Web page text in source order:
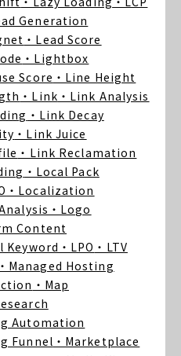
Generation
・Lead Score
・Lightbox
Score ・Line Height
・Link ・Link Analysis
・Link Decay
・Link Juice
・Link Reclamation
・Local Pack
・Localization
・Logo
Content
Keyword ・LPO ・LTV
・Managed Hosting
・Map
Automation
Funnel ・Marketplace